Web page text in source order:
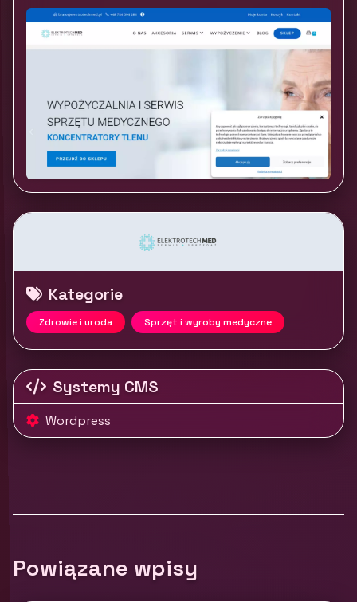
Kategorie
Zdrowie i uroda Sprzęt i wyroby medyczne
Systemy CMS
Wordpress
Powiązane wpisy